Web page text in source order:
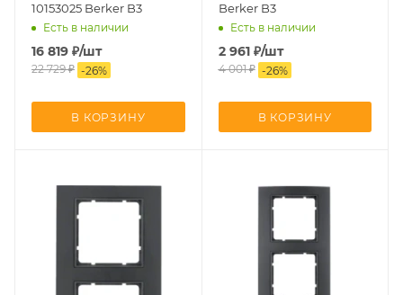
10153025 Berker B3
Есть в наличии
16 819 ₽/шт
22 729₽ -26%
В КОРЗИНУ
Berker B3
Есть в наличии
2 961₽/шт
4 001₽ -26%
В КОРЗИНУ